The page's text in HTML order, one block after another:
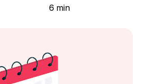
6 min